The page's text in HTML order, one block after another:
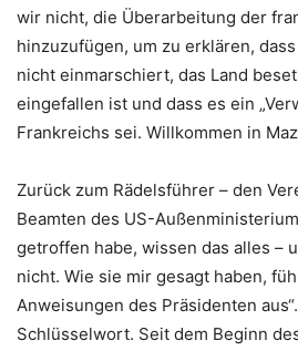
wir nicht, die Überarbeitung der
hinzuzufügen, um zu erklären,
nicht einmarschiert, das Land
eingefallen ist und dass es ein
Frankreichs sei. Willkommen in
Zurück zum Rädelsführer – den
Beamten des US-
getroffen habe, wissen das alles –
nicht. Wie sie mir gesagt haben,
Anweisungen des Präsidenten
Schlüsselwort. Seit dem Beginn